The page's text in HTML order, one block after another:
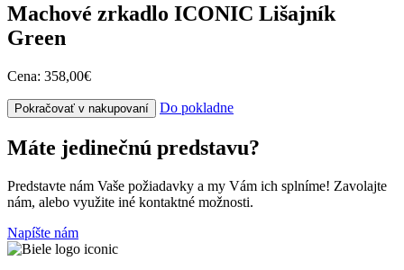
Machové zrkadlo ICONIC Lišajník
Green
Cena: 358,00€
Pokračovať v nakupovaní Do pokladne
Máte jedinečnú predstavu?
Predstavte nám Vaše požiadavky a my Vám ich splníme! Zavolajte
nám, alebo využite iné kontaktné možnosti.
Napíšte nám